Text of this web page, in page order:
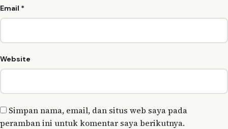
Email *
Website
Simpan nama, email, dan situs web saya pada
peramban ini untuk komentar saya berikutnya.